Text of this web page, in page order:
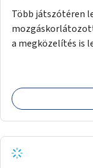
Több játszótéren
a megközelítés is